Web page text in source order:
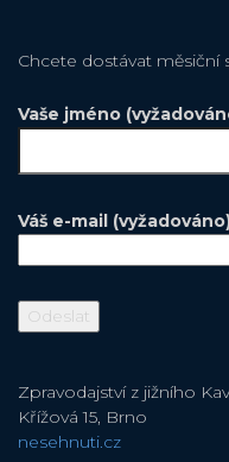
Chcete dostávat měsiční
Vaše jméno
Váš e-mail
Zpravodajství z jižního
Křížová 15, Brno
nesehnuti.cz